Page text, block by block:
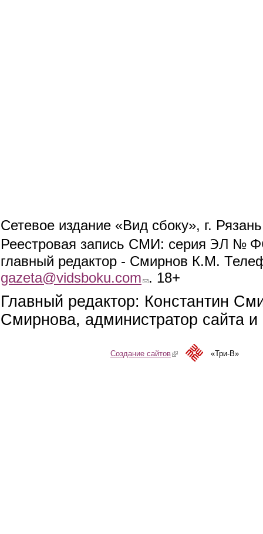
Сетевое издание «Вид сбоку», г.
Реестровая запись СМИ: серия ЭЛ №
главный редактор - Смирнов К.М.
gazeta@vidsboku.com (link sends e-mail)
. 18+
Главный редактор: Константин
Смирнова, администратор сайта
Создание сайтов(link is external)«Три-В»